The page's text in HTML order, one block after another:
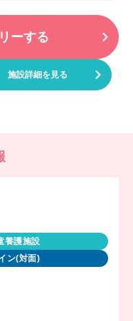
ーする
施設詳細を見る
養護施設
ン(対面)